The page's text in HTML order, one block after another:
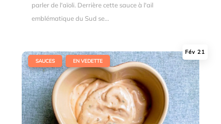
parler de l'aïoli. Derrière cette sauce à l'ail
emblématique du Sud se...
Fév 21
SAUCES EN VEDETTE